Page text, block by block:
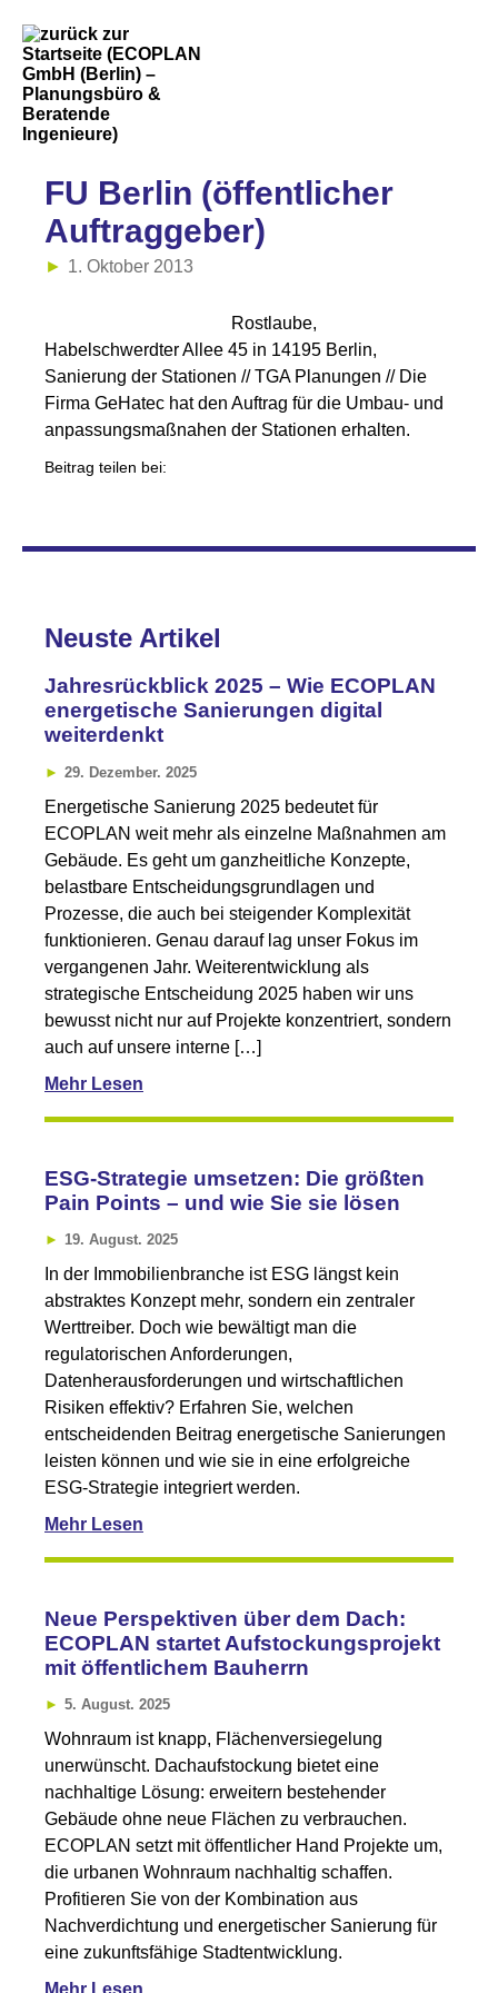
FU Berlin (öffentlicher
Auftraggeber)
1. Oktober 2013
Rostlaube,
Habelschwerdter Allee 45 in 14195 Berlin,
Sanierung der Stationen // TGA Planungen // Die
Firma GeHatec hat den Auftrag für die Umbau- und
anpassungsmaßnahen der Stationen erhalten.
Beitrag teilen bei:
Neuste Artikel
Jahresrückblick 2025 – Wie ECOPLAN
energetische Sanierungen digital
weiterdenkt
29. Dezember. 2025
Energetische Sanierung 2025 bedeutet für
ECOPLAN weit mehr als einzelne Maßnahmen am
Gebäude. Es geht um ganzheitliche Konzepte,
belastbare Entscheidungsgrundlagen und
Prozesse, die auch bei steigender Komplexität
funktionieren. Genau darauf lag unser Fokus im
vergangenen Jahr. Weiterentwicklung als
strategische Entscheidung 2025 haben wir uns
bewusst nicht nur auf Projekte konzentriert, sondern
auch auf unsere interne […]
Mehr Lesen
ESG-Strategie umsetzen: Die größten
Pain Points – und wie Sie sie lösen
19. August. 2025
In der Immobilienbranche ist ESG längst kein
abstraktes Konzept mehr, sondern ein zentraler
Werttreiber. Doch wie bewältigt man die
regulatorischen Anforderungen,
Datenherausforderungen und wirtschaftlichen
Risiken effektiv? Erfahren Sie, welchen
entscheidenden Beitrag energetische Sanierungen
leisten können und wie sie in eine erfolgreiche
ESG-Strategie integriert werden.
Mehr Lesen
Neue Perspektiven über dem Dach:
ECOPLAN startet Aufstockungsprojekt
mit öffentlichem Bauherrn
5. August. 2025
Wohnraum ist knapp, Flächenversiegelung
unerwünscht. Dachaufstockung bietet eine
nachhaltige Lösung: erweitern bestehender
Gebäude ohne neue Flächen zu verbrauchen.
ECOPLAN setzt mit öffentlicher Hand Projekte um,
die urbanen Wohnraum nachhaltig schaffen.
Profitieren Sie von der Kombination aus
Nachverdichtung und energetischer Sanierung für
eine zukunftsfähige Stadtentwicklung.